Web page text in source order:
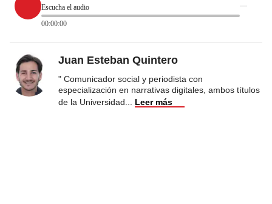
Escucha el audio
00:00:00
Juan Esteban Quintero
" Comunicador social y periodista con
especialización en narrativas digitales, ambos títulos
de la Universidad
Leer más